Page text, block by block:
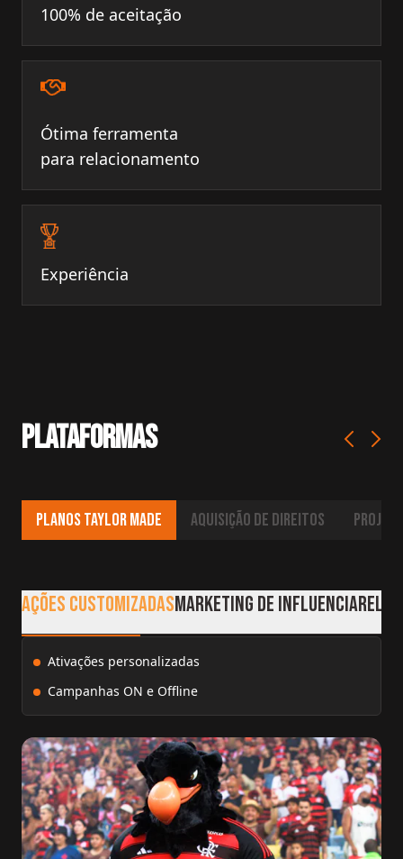
100% de aceitação
Ótima ferramenta
para relacionamento
Experiência
PLATAFORMAS
Planos TAYLOR MADE Aquisição de direitos
AÇÕES CUSTOMIZADASMARKETING DE INFLUENCIA
Ativações personalizadas
Campanhas ON e Offline